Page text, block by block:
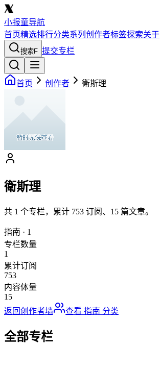
小报童导航
首页精选排行分类系列 创作者标签探索关于
搜索F 提交专栏
首页 创作者 衛斯理
衛斯理
共 1 个专栏，累计 753 订阅、 15 篇文章。
指南 · 1
专栏数量
1
累计订阅
753
内容体量
15
返回创作者墙
查看 指南 分类
全部专栏